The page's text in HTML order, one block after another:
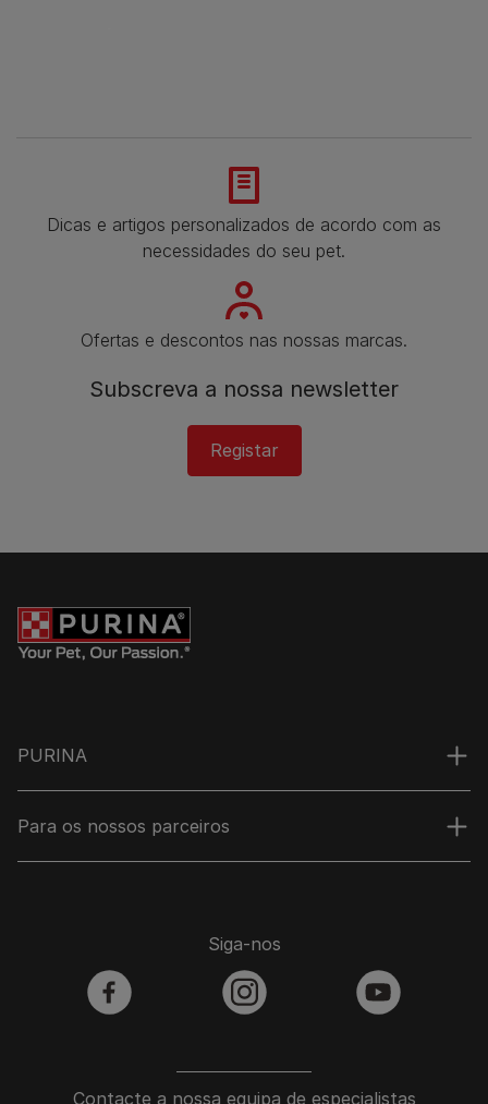
Dicas e artigos personalizados de acordo com as
necessidades do seu pet.
Ofertas e descontos nas nossas marcas.
Subscreva a nossa newsletter
Registar
PURINA
Para os nossos parceiros
Contacte a nossa equipa de especialistas
Siga-nos
facebook instagram youtube